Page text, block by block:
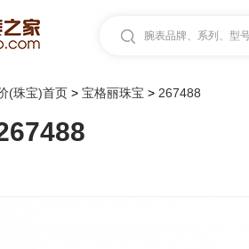
腕表品牌、系列、型
(珠宝)首页 > 宝格丽珠宝 > 267488